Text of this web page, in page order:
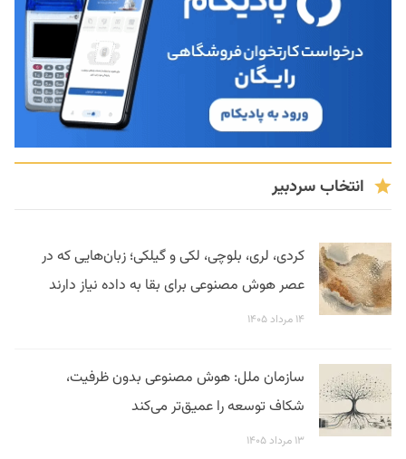
انتخاب سردبیر
کردی، لری، بلوچی، لکی و گیلکی؛ زبان‌هایی که در
عصر هوش مصنوعی برای بقا به داده نیاز دارند
۱۴ مرداد ۱۴۰۵
سازمان ملل: هوش مصنوعی بدون ظرفیت،
شکاف توسعه را عمیق‌تر می‌کند
۱۳ مرداد ۱۴۰۵